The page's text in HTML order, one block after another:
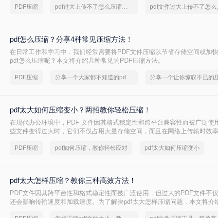
PDF压缩 pdf过大上传不了怎么压缩变小 pdf
pdf怎么压缩？分享4种常见压缩方法！
在日常工作和学习中，我们经常需要将PDF文件压缩以节省存储空间或加
pdf怎么压缩呢？本文将介绍几种常见的PDF压缩方法。
PDF压缩 分享一个大家都不知道的pdf文件压缩方法
pdf太大如何压缩变小？两招教你轻松压缩！
在现代办公环境中，PDF 文件因其格式稳定性和跨平台兼容性而被广泛使
些文件变得过大时，它们不仅占用大量存储空间，而且在网络上传输时效
方法来解决这个问题，帮助您轻松完成 PDF 文件的压缩。
PDF压缩 pdf如何压缩，教你轻松应对 pdf太大如何压缩变小
pdf太大怎样压缩？教你三种高效方法！
PDF文件因其跨平台性和格式稳定性而被广泛使用，但过大的PDF文件不
还会影响传输速度和加载速度。为了解决pdf太大怎样压缩问题，本文将介